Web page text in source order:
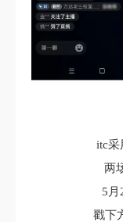
itc采
两
5月
戳下